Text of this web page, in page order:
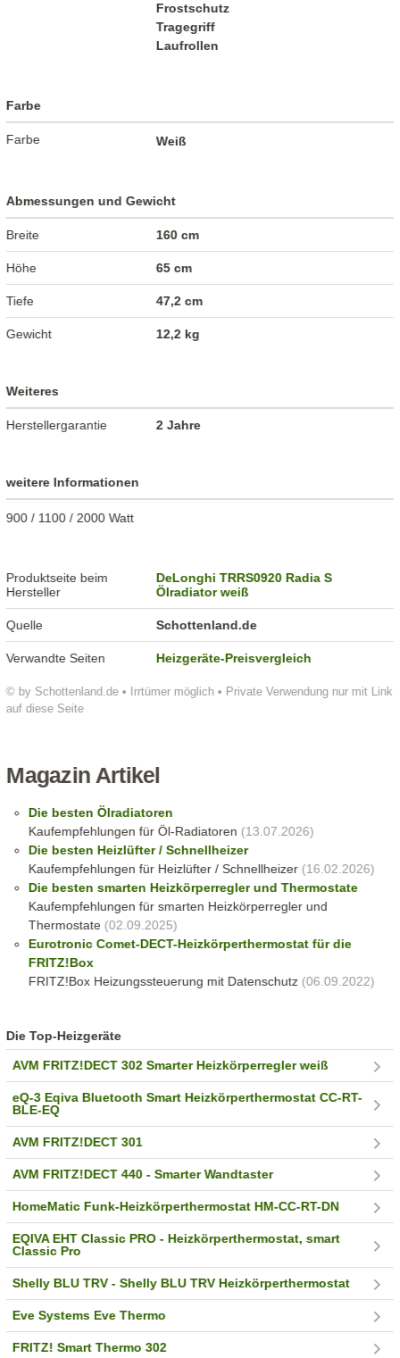
© by Schottenland.de • Irrtümer möglich • Private Verwendung nur mit Link
auf diese Seite
Frostschutz
Tragegriff
Laufrollen
Farbe
Farbe Weiß
Abmessungen und Gewicht
Breite 160 cm
Höhe 65 cm
Tiefe 47,2 cm
Gewicht 12,2 kg
Weiteres
Herstellergarantie 2 Jahre
weitere Informationen
900 / 1100 / 2000 Watt
Produktseite beim
Hersteller
DeLonghi TRRS0920 Radia S
Ölradiator weiß
Quelle Schottenland.de
Verwandte Seiten Heizgeräte-Preisvergleich
Magazin Artikel
Die besten Ölradiatoren
Kaufempfehlungen für Öl-Radiatoren (13.07.2026)
Die besten Heizlüfter / Schnellheizer
Kaufempfehlungen für Heizlüfter / Schnellheizer(16.02.2026)
Die besten smarten Heizkörperregler und Thermostate
Kaufempfehlungen für smarten Heizkörperregler und
Thermostate (02.09.2025)
Eurotronic Comet-DECT-Heizkörperthermostat für die
FRITZ!Box
FRITZ!Box Heizungssteuerung mit Datenschutz(06.09.2022)
Die Top-Heizgeräte
AVM FRITZ!DECT 302 Smarter Heizkörperregler weiß
eQ-3 Eqiva Bluetooth Smart Heizkörperthermostat CC-RT-
BLE-EQ
AVM FRITZ!DECT 301
AVM FRITZ!DECT 440 - Smarter Wandtaster
HomeMatic Funk-Heizkörperthermostat HM-CC-RT-DN
EQIVA EHT Classic PRO - Heizkörperthermostat, smart
Classic Pro
Shelly BLU TRV - Shelly BLU TRV Heizkörperthermostat
Eve Systems Eve Thermo
FRITZ! Smart Thermo 302